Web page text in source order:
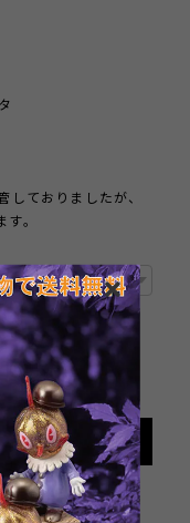
ておりましたが、
。
向け